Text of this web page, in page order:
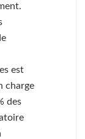
est
charge
des